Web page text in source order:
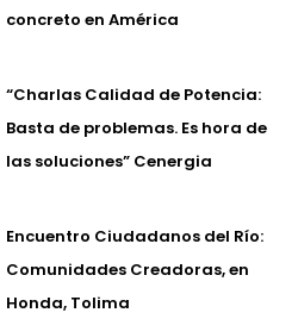
concreto en América
“Charlas Calidad de Potencia:
Basta de problemas. Es hora de
las soluciones” Cenergia
Encuentro Ciudadanos del Río:
Comunidades Creadoras, en
Honda, Tolima